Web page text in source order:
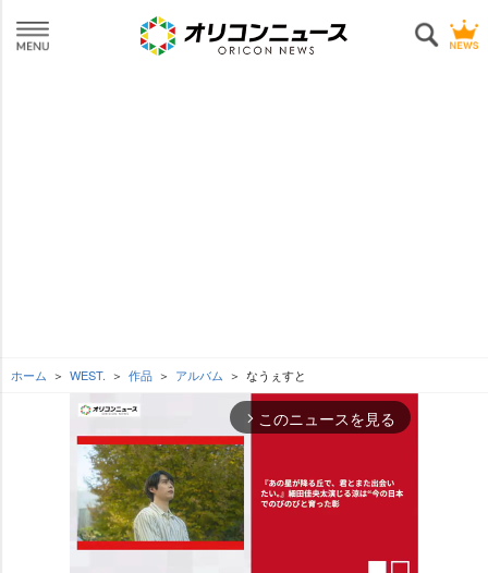
ホーム WEST. 作品 アルバム なうぇすと
arrow_forward_ios このニュースを見る